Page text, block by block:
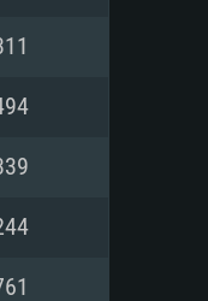
드라
버를
지원